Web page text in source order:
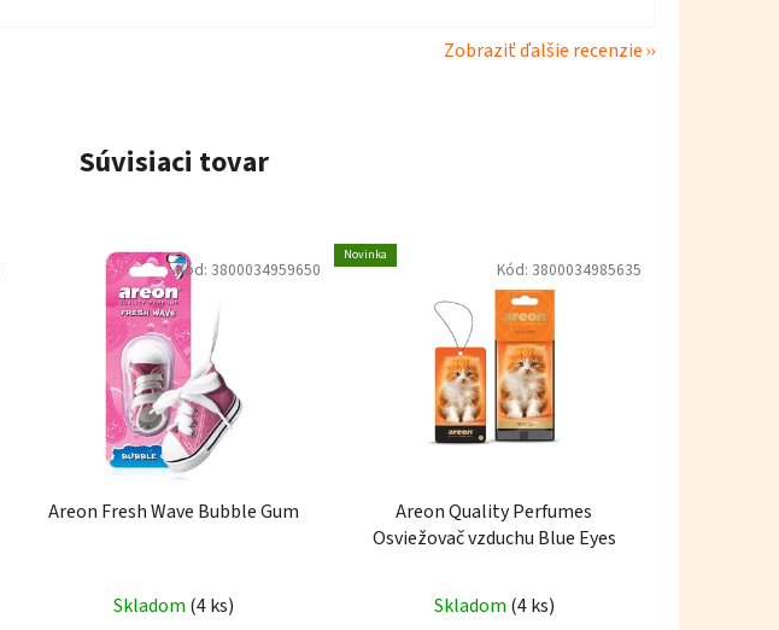
Zobraziť ďalšie recenzie
Súvisiaci tovar
Areon Fresh Wave Bubble Gum
Skladom (4 ks)
Kód: 3800034959650
Novinka
Areon Quality Perfumes
Osviežovač vzduchu Blue Eyes
Skladom (4 ks)
Kód: 3800034985635